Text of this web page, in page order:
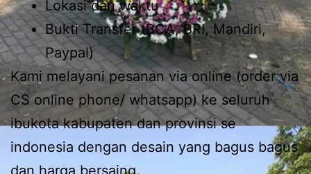
Lokasi dan waktu
Bukti Transfer (BCA, BRI, Mandiri,
Paypal)
Kami melayani pesanan via online (order via
CS online phone/ whatsapp) ke seluruh
ibukota kabupaten dan provinsi se
indonesia dengan desain yang bagus bagus
dan harga bersaing.